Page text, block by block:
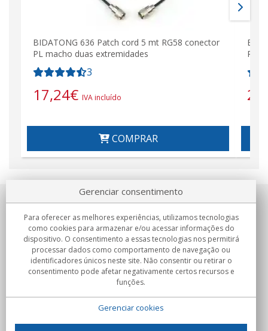
BIDATONG 636 Patch cord 5 mt RG58 conector
PL macho duas extremidades
3
17,24€ IVA incluído
COMPRAR
PL
Sobre nosotros
Compromissos
Compras
Gerenciar consentimento
Para oferecer as melhores experiências, utilizamos tecnologias
como cookies para armazenar e/ou acessar informações do
dispositivo. O consentimento a essas tecnologias nos permitirá
processar dados como comportamento de navegação ou
identificadores únicos neste site. Não consentir ou retirar o
consentimento pode afetar negativamente certos recursos e
funções.
Gerenciar cookies